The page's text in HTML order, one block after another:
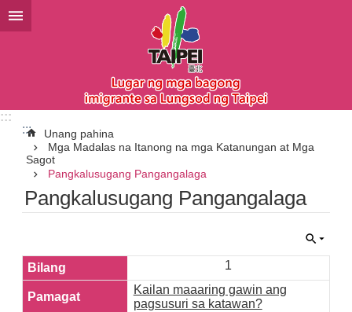
Lumaktaw sa pangunahing bloke ng nilalaman
:::
:::
Unang pahina
Mga Madalas na Itanong na mga Katanungan at Mga
Sagot
Pangkalusugang Pangangalaga
Pangkalusugang Pangangalaga
1
Kailan maaaring gawin ang
pagsusuri sa katawan?